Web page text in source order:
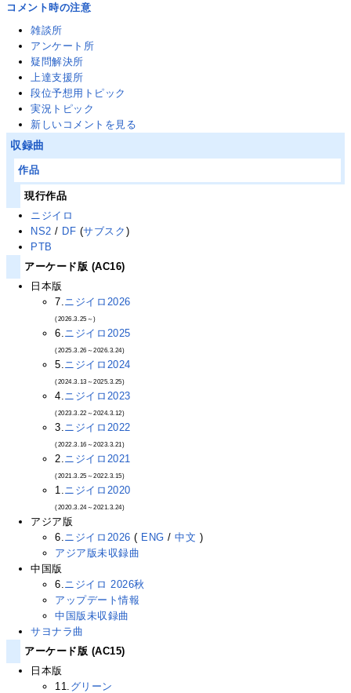
コメント時の注意
雑談所
アンケート所
疑問解決所
上達支援所
段位予想用トピック
実況トピック
新しいコメントを見る
収録曲
作品
現行作品
ニジイロ
NS2 / DF (サブスク )
PTB
アーケード版 (AC16)
日本版
7. ニジイロ2026
(2026.3.25～)
6. ニジイロ2025
(2025.3.26～2026.3.24)
5. ニジイロ2024
(2024.3.13～2025.3.25)
4. ニジイロ2023
(2023.3.22～2024.3.12)
3. ニジイロ2022
(2022.3.16～2023.3.21)
2. ニジイロ2021
(2021.3.25～2022.3.15)
1. ニジイロ2020
(2020.3.24～2021.3.24)
アジア版
6. ニジイロ2026 ( ENG /中文 )
アジア版未収録曲
中国版
6. ニジイロ 2026秋
アップデート情報
中国版未収録曲
サヨナラ曲
アーケード版 (AC15)
日本版
11. グリーン